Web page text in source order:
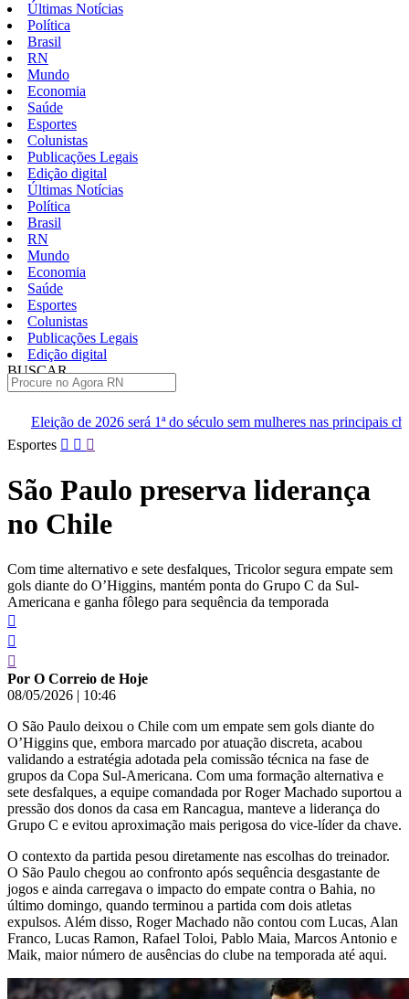
Últimas Notícias
Política
Brasil
RN
Mundo
Economia
Saúde
Esportes
Colunistas
Publicações Legais
Edição digital
Últimas Notícias
Política
Brasil
RN
Mundo
Economia
Saúde
Esportes
Colunistas
Publicações Legais
Edição digital
BUSCAR
1ª do século sem mulheres nas principais chapas
Renan diz
Pular
para
conteúdo
Esportes
São Paulo preserva liderança
no Chile
Com time alternativo e sete desfalques, Tricolor segura empate sem
gols diante do O’Higgins, mantém ponta do Grupo C da Sul-
Americana e ganha fôlego para sequência da temporada
Por O Correio de Hoje
08/05/2026 | 10:46
O São Paulo deixou o Chile com um empate sem gols diante do
O’Higgins que, embora marcado por atuação discreta, acabou
validando a estratégia adotada pela comissão técnica na fase de
grupos da Copa Sul-Americana. Com uma formação alternativa e
sete desfalques, a equipe comandada por Roger Machado suportou a
pressão dos donos da casa em Rancagua, manteve a liderança do
Grupo C e evitou aproximação mais perigosa do vice-líder da chave.
O contexto da partida pesou diretamente nas escolhas do treinador.
O São Paulo chegou ao confronto após sequência desgastante de
jogos e ainda carregava o impacto do empate contra o Bahia, no
último domingo, quando terminou a partida com dois atletas
expulsos. Além disso, Roger Machado não contou com Lucas, Alan
Franco, Lucas Ramon, Rafael Toloi, Pablo Maia, Marcos Antonio e
Maik, maior número de ausências do clube na temporada até aqui.